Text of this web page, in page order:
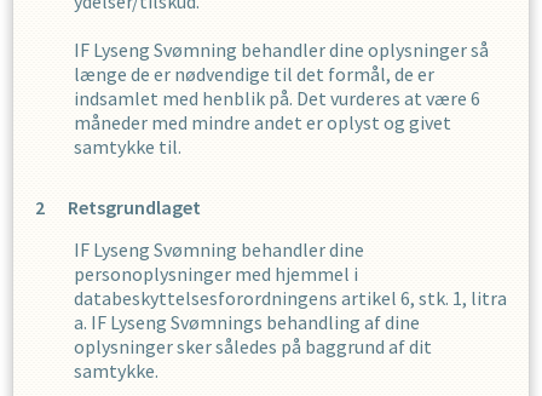
IF Lyseng Svømning behandler dine oplysninger så
længe de er nødvendige til det formål, de er
indsamlet med henblik på. Det vurderes at være 6
måneder med mindre andet er oplyst og givet
samtykke til.
Retsgrundlaget
IF Lyseng Svømning behandler dine
personoplysninger med hjemmel i
databeskyttelsesforordningens artikel 6, stk. 1, litra
a. IF Lyseng Svømnings behandling af dine
oplysninger sker således på baggrund af dit
samtykke.